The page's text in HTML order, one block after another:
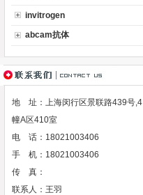
invitrogen
abcam抗体
地 址：上海闵行区景联路439号,4
幢A区410室
电 话：18021003406
手 机：18021003406
传 真：
联系人：王羽